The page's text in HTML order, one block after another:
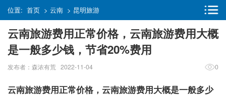
位置: 首页 > 云南 > 昆明旅游
云南旅游费用正常价格，云南旅游费用大概
是一般多少钱，节省20%费用
发布者：森浓有荒 2022-11-04 0
云南旅游费用正常价格，云南旅游费用大概是一般多少